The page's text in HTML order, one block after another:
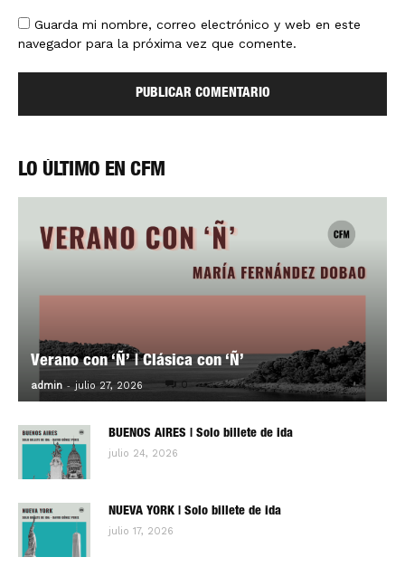
Guarda mi nombre, correo electrónico y web en este
navegador para la próxima vez que comente.
LO ÚLTIMO EN CFM
Verano con ‘Ñ’ | Clásica con ‘Ñ’
admin - julio 27, 2026 0
BUENOS AIRES | Solo billete de ida
julio 24, 2026
NUEVA YORK | Solo billete de ida
julio 17, 2026